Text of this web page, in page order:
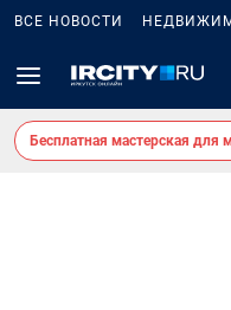
ВСЕ НОВОСТИ
Бесплатная мастерская для